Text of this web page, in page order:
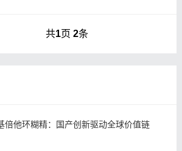
共1页 2条
倍他环糊精：国产创新驱动全球价值链